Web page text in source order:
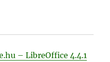
– LibreOffice 4.4.1